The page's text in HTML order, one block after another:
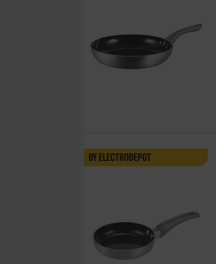
BY ELECTRODEPOT